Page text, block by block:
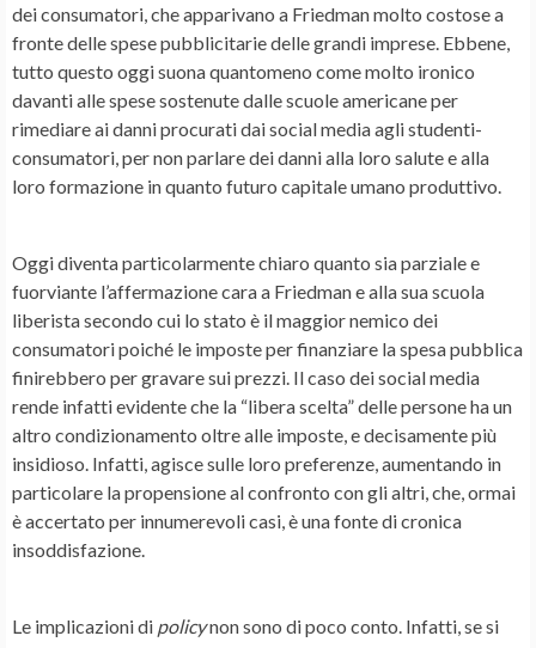
dei consumatori, che apparivano a Friedman molto costose a
fronte delle spese pubblicitarie delle grandi imprese. Ebbene,
tutto questo oggi suona quantomeno come molto ironico
davanti alle spese sostenute dalle scuole americane per
rimediare ai danni procurati dai social media agli studenti-
consumatori, per non parlare dei danni alla loro salute e alla
loro formazione in quanto futuro capitale umano produttivo.
Oggi diventa particolarmente chiaro quanto sia parziale e
fuorviante l’affermazione cara a Friedman e alla sua scuola
liberista secondo cui lo stato è il maggior nemico dei
consumatori poiché le imposte per finanziare la spesa pubblica
finirebbero per gravare sui prezzi. Il caso dei social media
rende infatti evidente che la “libera scelta” delle persone ha un
altro condizionamento oltre alle imposte, e decisamente più
insidioso. Infatti, agisce sulle loro preferenze, aumentando in
particolare la propensione al confronto con gli altri, che, ormai
è accertato per innumerevoli casi, è una fonte di cronica
insoddisfazione.
Le implicazioni di policynon sono di poco conto. Infatti, se si